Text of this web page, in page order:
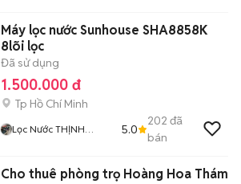
Máy lọc nước Sunhouse SHA8858K
8lõi lọc
Đã sử dụng
1.500.000 đ
Tp Hồ Chí Minh
Lọc Nước THỊNH
5.0
202 đã
bán
Cho thuê phòng trọ Hoàng Hoa Thám